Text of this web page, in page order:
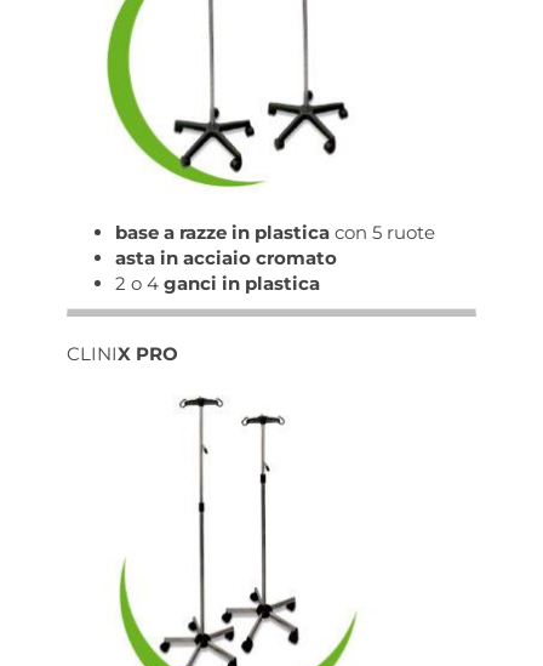
base a razze in plastica con 5 ruote
asta in acciaio cromato
2 o 4 ganci in plastica
CLINIX PRO